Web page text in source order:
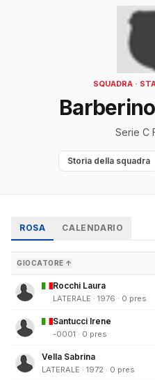
SQUADRA ·
Serie C
Storia della squadra
ROSA CALENDARIO
GIOCATORE ↑
Rocchi Laura
LATERALE · 1976 · 0 pres
Santucci Irene
-0001 · 0 pres
Vella Sabrina
LATERALE · 1972 · 0 pres